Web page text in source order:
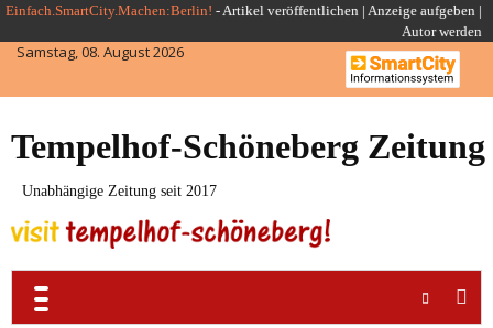
Skip
to
content
Einfach.SmartCity.Machen:Berlin! -Artikel veröffentlichen | Anzeige aufgeben |
Autor werden
Samstag, 08. August 2026
Tempelhof-Schöneberg Zeitung
Unabhängige Zeitung seit 2017